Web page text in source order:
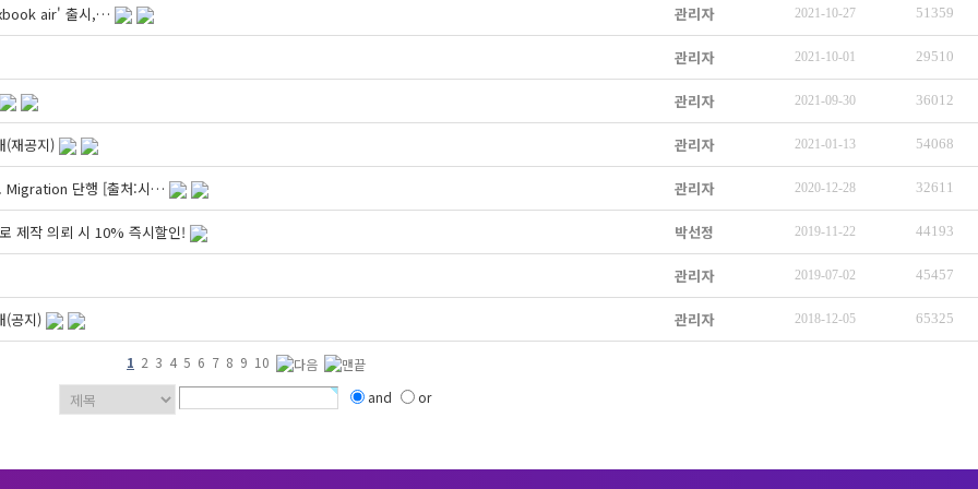
air' 출시,… 관리자 2021-10-27 51359
관리자 2021-10-01 29510
관리자 2021-09-30 36012
재공지) 관리자 2021-01-13 54068
Migration 단행 [출처:시… 관리자 2020-12-28 32611
제작 의뢰 시 10% 즉시할인! 박선정 2019-11-22 44193
관리자 2019-07-02 45457
(공지) 관리자 2018-12-05 65325
1 2 3 4 5 6 7 8 9 10
and
or